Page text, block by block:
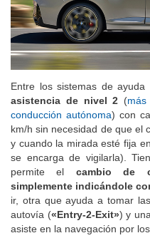
Entre los sistemas de
asistencia de nivel 2 (
conducción autónoma) con
km/h sin necesidad de que el
y cuando la mirada esté fija
se encarga de vigilarla).
permite el cambio de
simplemente indicándole
ir, otra que ayuda a tomar
autovía («Entry-2-Exit») y
asiste en la navegación por